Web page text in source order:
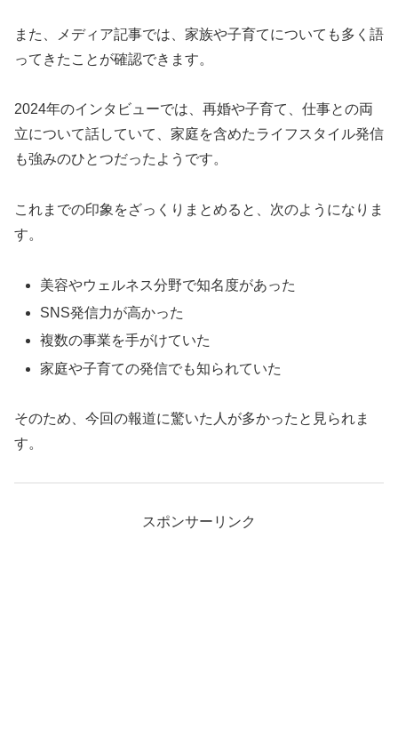
また、メディア記事では、家族や子育てについても多く語
ってきたことが確認できます。
2024年のインタビューでは、再婚や子育て、仕事との両
立について話していて、家庭を含めたライフスタイル発信
も強みのひとつだったようです。
これまでの印象をざっくりまとめると、次のようになりま
す。
美容やウェルネス分野で知名度があった
SNS発信力が高かった
複数の事業を手がけていた
家庭や子育ての発信でも知られていた
そのため、今回の報道に驚いた人が多かったと見られま
す。
スポンサーリンク